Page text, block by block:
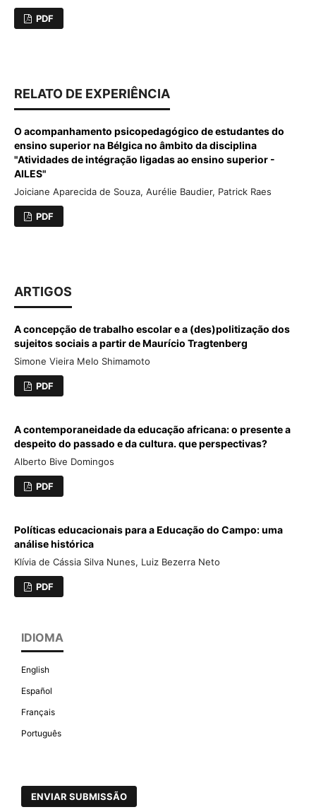
PDF
RELATO DE EXPERIÊNCIA
O acompanhamento psicopedagógico de estudantes do
ensino superior na Bélgica no âmbito da disciplina
"Atividades de intégração ligadas ao ensino superior -
AILES"
Joiciane Aparecida de Souza, Aurélie Baudier, Patrick Raes
PDF
ARTIGOS
A concepção de trabalho escolar e a (des)politização dos
sujeitos sociais a partir de Maurício Tragtenberg
Simone Vieira Melo Shimamoto
PDF
A contemporaneidade da educação africana: o presente a
despeito do passado e da cultura. que perspectivas?
Alberto Bive Domingos
PDF
Políticas educacionais para a Educação do Campo: uma
análise histórica
Klívia de Cássia Silva Nunes, Luiz Bezerra Neto
PDF
IDIOMA
English
Español
Français
Português
ENVIAR SUBMISSÃO